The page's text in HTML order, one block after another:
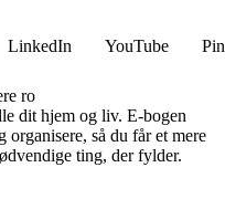
LinkedIn YouTube
ro
dit hjem og liv. E-bogen
organisere, så du får et mere
ting, der fylder.